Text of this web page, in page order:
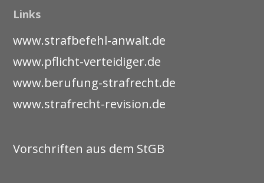
Links
www.strafbefehl-anwalt.de
www.pflicht-verteidiger.de
www.berufung-strafrecht.de
www.strafrecht-revision.de
Vorschriften aus dem StGB